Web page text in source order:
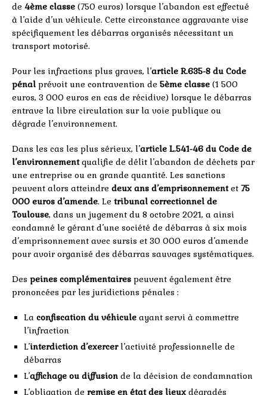
de 4ème classe (750 euros) lorsque l’abandon est effectué
à l’aide d’un véhicule. Cette circonstance aggravante vise
spécifiquement les débarras organisés nécessitant un
transport motorisé.
Pour les infractions plus graves, l’article R.635-8 du Code
pénal prévoit une contravention de 5ème classe (1 500
euros, 3 000 euros en cas de récidive) lorsque le débarras
entrave la libre circulation sur la voie publique ou
dégrade l’environnement.
Dans les cas les plus sérieux, l’article L.541-46 du Code de
l’environnementqualifie de délit l’abandon de déchets par
une entreprise ou en grande quantité. Les sanctions
peuvent alors atteindre deux ans d’emprisonnementet 75
000 euros d’amende. Le tribunal correctionnel de
Toulouse, dans un jugement du 8 octobre 2021, a ainsi
condamné le gérant d’une société de débarras à six mois
d’emprisonnement avec sursis et 30 000 euros d’amende
pour avoir organisé des débarras sauvages systématiques.
Des peines complémentaires peuvent également être
prononcées par les juridictions pénales :
La confiscation du véhicule ayant servi à commettre
l’infraction
L’interdiction d’exercerl’activité professionnelle de
débarras
L’affichage ou diffusion de la décision de condamnation
L’obligation de remise en état des lieux dégradés